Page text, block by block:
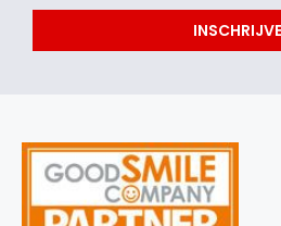
als
acties